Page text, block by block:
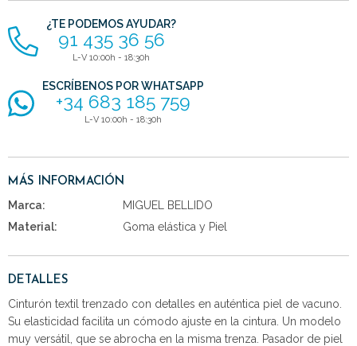
¿TE PODEMOS AYUDAR?
91 435 36 56
L-V 10:00h - 18:30h
ESCRÍBENOS POR WHATSAPP
+34 683 185 759
L-V 10:00h - 18:30h
MÁS INFORMACIÓN
Marca:
MIGUEL BELLIDO
Material:
Goma elástica y Piel
DETALLES
Cinturón textil trenzado con detalles en auténtica piel de vacuno.
Su elasticidad facilita un cómodo ajuste en la cintura. Un modelo
muy versátil, que se abrocha en la misma trenza. Pasador de piel